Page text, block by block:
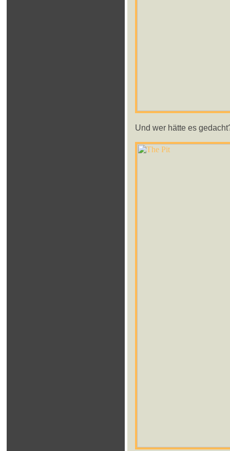
Und wer hätte es